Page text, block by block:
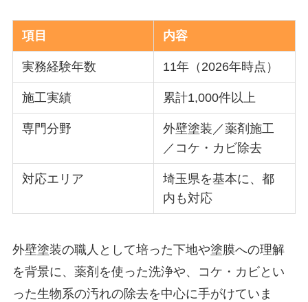
項目 内容
実務経験年数 11年（2026年時点）
施工実績 累計1,000件以上
専門分野
外壁塗装／薬剤施工
／コケ・カビ除去
対応エリア
埼玉県を基本に、都
内も対応
外壁塗装の職人として培った下地や塗膜への理解
を背景に、薬剤を使った洗浄や、コケ・カビとい
った生物系の汚れの除去を中心に手がけていま